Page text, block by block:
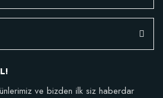
ve bizden ilk siz haberdar